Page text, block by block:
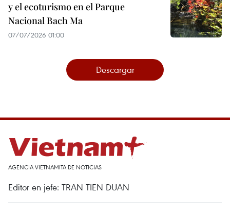
y el ecoturismo en el Parque
Nacional Bach Ma
07/07/2026 01:00
Descargar
AGENCIA VIETNAMITA DE NOTICIAS
Editor en jefe: TRAN TIEN DUAN